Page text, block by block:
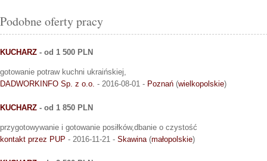
Podobne oferty pracy
KUCHARZ - od 1 500 PLN
gotowanie potraw kuchni ukraińskiej,
DADWORKINFO Sp. z o.o. - 2016-08-01 - Poznań (wielkopolskie)
KUCHARZ - od 1 850 PLN
przygotowywanie i gotowanie posiłków,dbanie o czystość
kontakt przez PUP - 2016-11-21 - Skawina (małopolskie)